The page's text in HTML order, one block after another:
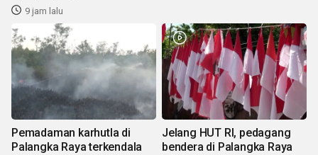
9 jam lalu
Pemadaman karhutla di
Palangka Raya terkendala
Jelang HUT RI, pedagang
bendera di Palangka Raya